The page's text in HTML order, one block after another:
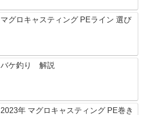
マグロキャスティング PEライン 選び
バケ釣り 解説
2023年 マグロキャスティング PE巻き